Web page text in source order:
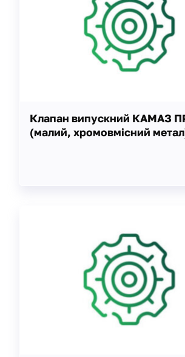
Клапан випускний КАМАЗ
(малий, хромовмісний